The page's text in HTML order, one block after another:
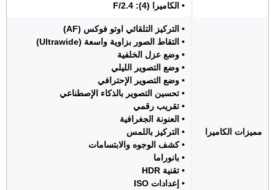
• الكاميرا (4): F/2.4
مميزات الكاميرا
• التركيز التلقائي اوتو فوكس (AF)
• التقاط الصور بزاوية واسعة (Ultrawide)
• وضع عزل الخلفية
• وضع التصوير الليلي
• وضع التصوير الإحترافي
• تحسين التصوير بالذكاء الإصطناعي
• تقريب رقمي
• العنونة الجغرافية
• التركيز باللمس
• كشف الوجوه والابتسامات
• بانوراما
• تقنية HDR
• إعدادات ISO